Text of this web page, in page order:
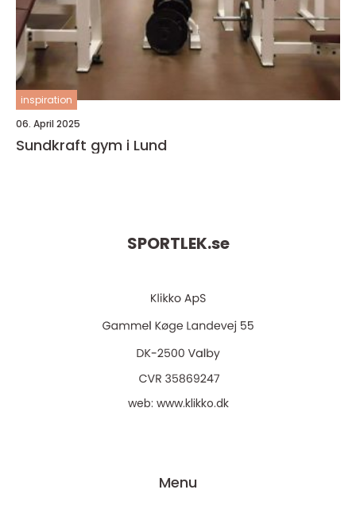
inspiration
06. April 2025
Sundkraft gym i Lund
SPORTLEK.se
web: www.klikko.dk
Menu